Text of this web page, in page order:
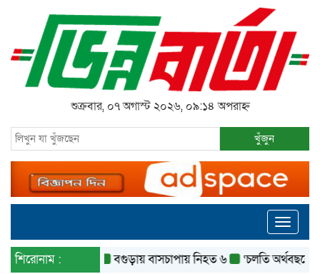
শুক্রবার, ০৭ অগাস্ট ২০২৬, ০৯:১৪ অপরাহ্ন
খুঁজুন
Toggle
শিরোনাম : বগুড়ায় বাসচাপায় নিহত ৬ ‘চলতি অর্থবছরেই